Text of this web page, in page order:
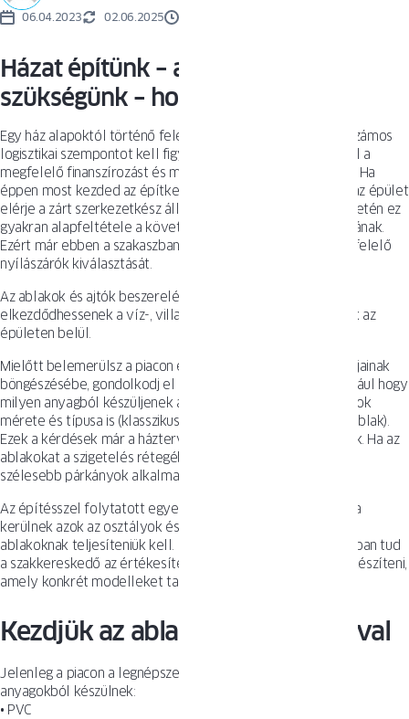
06.04.2023 02.06.2025
Házat építünk – ablakokra van
szükségünk – honnan induljunk?
Egy ház alapoktól történő felépítése összetett folyamat. Számos
logisztikai szempontot kell figyelembe venni, biztosítani kell a
megfelelő finanszírozást és munkafolyamatok ütemezését. Ha
éppen most kezded az építkezést, a fő célod az lesz, hogy az épület
elérje a zárt szerkezetkész állapotot. Hitel felhasználása esetén ez
gyakran alapfeltétele a következő banki részlet folyósításának.
Ezért már ebben a szakaszban figyelembe kell venni a megfelelő
nyílászárók kiválasztását.
Az ablakok és ajtók beszerelése kulcsfontosságú, hogy
elkezdődhessenek a víz-, villany- vagy gázszerelési munkák az
épületen belül.
Mielőtt belemerülsz a piacon elérhető ablakmodellek tucatjainak
böngészésébe, gondolkodj el az alapvető kérdéseken, például hogy
milyen anyagból készüljenek az ablakok. Fontos továbbá azok
mérete és típusa is (klasszikusan nyitható vagy bukó-nyíló ablak).
Ezek a kérdések már a háztervezési szakaszban felmerülnek. Ha az
ablakokat a szigetelés rétegébe építik be, lehetőség nyílik
szélesebb párkányok alkalmazására.
Az építésszel folytatott egyeztetés alapján meghatározásra
kerülnek azok az osztályok és tanúsítványok, amelyeket az
ablakoknak teljesíteniük kell. Csak ezen információk birtokában tud
a szakkereskedő az értékesítési szalonban olyan ajánlatot készíteni,
amely konkrét modelleket tartalmaz.
Kezdjük az ablakok alapanyagával
Jelenleg a piacon a legnépszerűbb ablakok a következő
anyagokból készülnek:
• PVC